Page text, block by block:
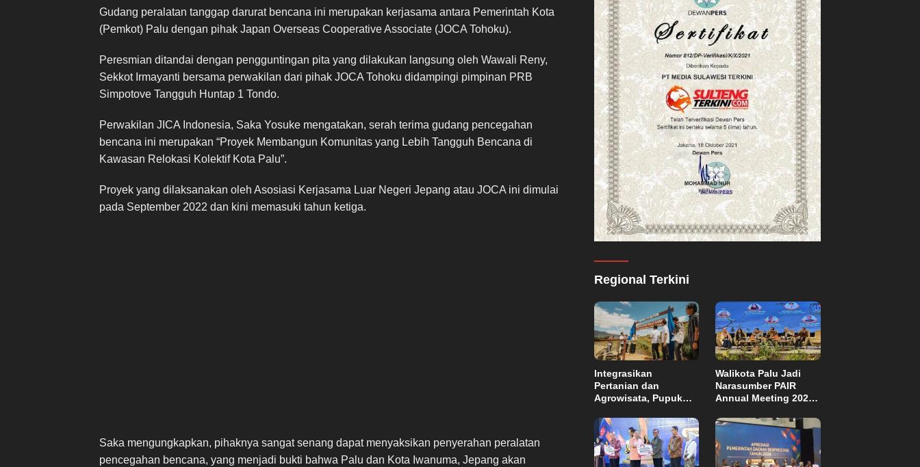
Gudang peralatan tanggap darurat bencana ini merupakan kerjasama antara Pemerintah Kota
(Pemkot) Palu dengan pihak Japan Overseas Cooperative Associate (JOCA Tohoku).
Peresmian ditandai dengan pengguntingan pita yang dilakukan langsung oleh Wawali Reny,
Sekkot Irmayanti bersama perwakilan dari pihak JOCA Tohoku didampingi pimpinan PRB
Simpotove Tangguh Huntap 1 Tondo.
Perwakilan JICA Indonesia, Saka Yosuke mengatakan, serah terima gudang pencegahan
bencana ini merupakan “Proyek Membangun Komunitas yang Lebih Tangguh Bencana di
Kawasan Relokasi Kolektif Kota Palu”.
Proyek yang dilaksanakan oleh Asosiasi Kerjasama Luar Negeri Jepang atau JOCA ini dimulai
pada September 2022 dan kini memasuki tahun ketiga.
Saka mengungkapkan, pihaknya sangat senang dapat menyaksikan penyerahan peralatan
pencegahan bencana, yang menjadi bukti bahwa Palu dan Kota Iwanuma, Jepang akan
Regional Terkini
Integrasikan
Pertanian dan
Agrowisata, Pupuk
Kampung Sawah
Abadi di Bulutana
Sulsel
Walikota Palu Jadi
Narasumber PAIR
Annual Meeting 2026